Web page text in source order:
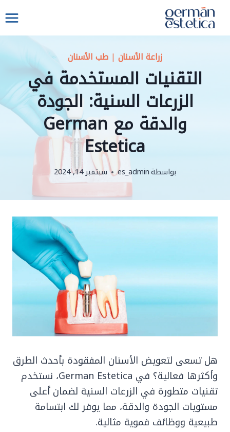
التجاوز
المحتوى
زراعة الأسنان |طب الأسنان
التقنيات المستخدمة في
الزرعات السنية: الجودة
والدقة مع German
Estetica
بواسطةes_admin سبتمبر 14, 2024
هل تسعى لتعويض الأسنان المفقودة بأحدث الطرق
وأكثرها فعالية؟ في German Estetica، نستخدم
تقنيات متطورة في الزرعات السنية لضمان أعلى
مستويات الجودة والدقة، مما يوفر لك ابتسامة
طبيعية ووظائف فموية مثالية.